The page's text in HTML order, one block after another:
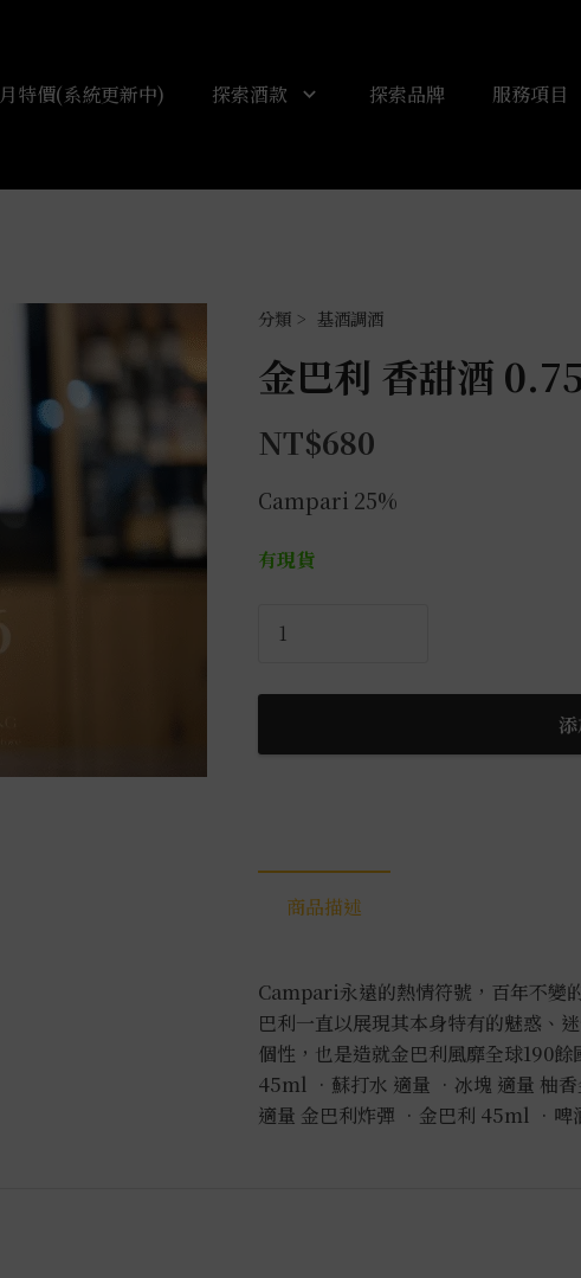
月特價(系統更新中) 探索酒款 探索品牌 服務項目
基酒調酒
金巴利 香甜酒
NT$680
Campari 25%
有現貨
量
商品描述
Campari永遠的熱情符號，百年不變
巴利一直以展現其本身特有的魅惑、
個性，也是造就金巴利風靡全球190
45ml •蘇打水 適量 •冰塊 適量 柚
適量 金巴利炸彈 •金巴利 45ml •啤